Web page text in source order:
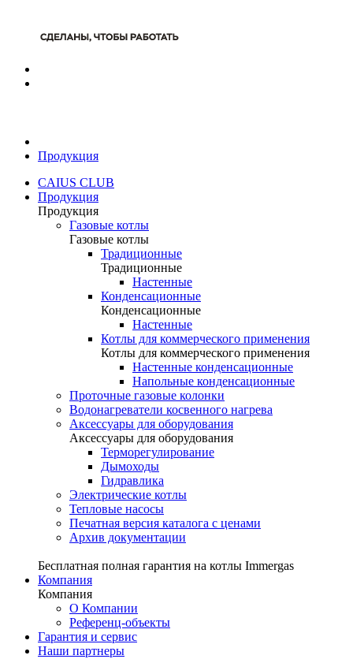
Продукция
CAIUS CLUB
Продукция
Продукция
Газовые котлы
Газовые котлы
Традиционные
Традиционные
Настенные
Конденсационные
Конденсационные
Настенные
Котлы для коммерческого применения
Котлы для коммерческого применения
Настенные конденсационные
Напольные конденсационные
Проточные газовые колонки
Водонагреватели косвенного нагрева
Аксессуары для оборудования
Аксессуары для оборудования
Терморегулирование
Дымоходы
Гидравлика
Электрические котлы
Тепловые насосы
Печатная версия каталога с ценами
Архив документации
Бесплатная полная гарантия на котлы Immergas
Компания
Компания
О Компании
Референц-объекты
Гарантия и сервис
Наши партнеры